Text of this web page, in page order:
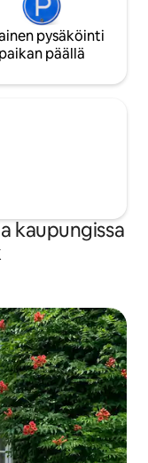
pysäköinti
paikan päällä
kaupungissa